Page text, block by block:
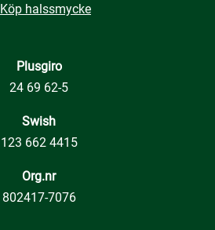
Köp halssmycke
Plusgiro
24 69 62-5
Swish
123 662 4415
Org.nr
802417-7076